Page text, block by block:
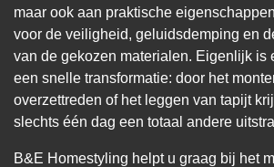
maar ook aan praktische
voor de veiligheid, geluidsdemping en
van de gekozen materialen. Eigenlijk is
een snelle transformatie: door het
overzettreden of het leggen van tapijt
slechts één dag een totaal andere
B&E Homestyling helpt u graag bij het